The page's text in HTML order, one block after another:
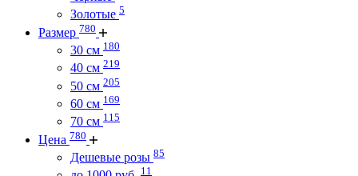
Золотые 5
Размер 780
30 см 180
40 см 219
50 см 205
60 см 169
70 см 115
Цена 780
Дешевые розы 85
11